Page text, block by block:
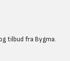
tilbud fra Bygma.